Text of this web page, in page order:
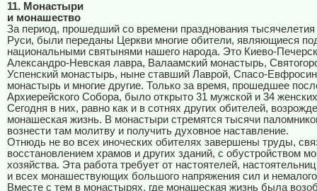
11. Монастыри
и монашество
За период, прошедший со времени празднования
Руси, были переданы Церкви многие обители, являющиеся
национальными святынями нашего народа. Это Киево-
Александро-Невская лавра, Валаамский монастырь,
Успенский монастырь, ныне ставший Лаврой, Спасо-
монастырь и многие другие. Только за время, прошедшее
Архиерейского Собора, было открыто 31 мужской и 34
Сегодня в них, равно как и в сотнях других обителей,
монашеская жизнь. В монастыри стремятся тысячи
вознести там молитву и получить духовное наставление.
Отнюдь не во всех иноческих обителях завершены труды,
восстановлением храмов и других зданий, с обустройством
хозяйства. Эта работа требует от настоятелей,
и всех монашествующих большого напряжения сил и
Вместе с тем в монастырях, где монашеская жизнь была